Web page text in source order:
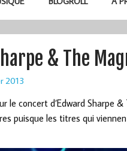
& The
2013
le concert d’Edward Sharpe
puisque les titres qui